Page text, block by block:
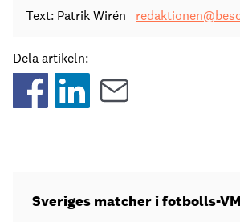
Text: Patrik Wirén
Dela artikeln:
Sveriges matcher i fotbolls-VM